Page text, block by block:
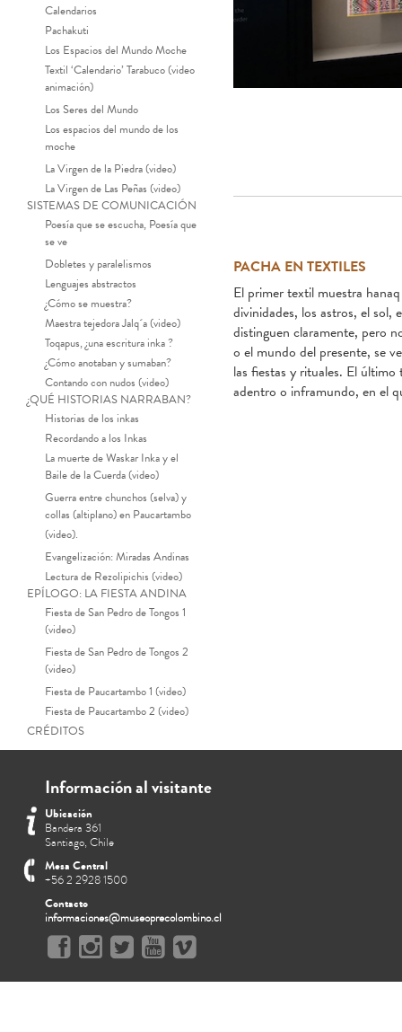
Calendarios
Pachakuti
Los Espacios del Mundo Moche
Textil ‘Calendario’ Tarabuco (video
animación)
Los Seres del Mundo
Los espacios del mundo de los
moche
La Virgen de la Piedra (video)
La Virgen de Las Peñas (video)
SISTEMAS DE COMUNICACIÓN
Poesía que se escucha, Poesía que
se ve
Dobletes y paralelismos
Lenguajes abstractos
¿Cómo se muestra?
Maestra tejedora Jalq´a (video)
Toqapus, ¿una escritura inka ?
¿Cómo anotaban y sumaban?
Contando con nudos (video)
¿QUÉ HISTORIAS NARRABAN?
Historias de los inkas
Recordando a los Inkas
La muerte de Waskar Inka y el
Baile de la Cuerda (video)
Guerra entre chunchos (selva) y
collas (altiplano) en Paucartambo
(video).
Evangelización: Miradas Andinas
Lectura de Rezolipichis (video)
EPÍLOGO: LA FIESTA ANDINA
Fiesta de San Pedro de Tongos 1
(video)
Fiesta de San Pedro de Tongos 2
(video)
Fiesta de Paucartambo 1 (video)
Fiesta de Paucartambo 2 (video)
CRÉDITOS
PACHA EN TEXTILES
El primer textil muestra
divinidades, los astros, el sol,
distinguen claramente, pero
o el mundo del presente, se
las fiestas y rituales. El
adentro o inframundo, en el
Información al visitante
Ubicación
Bandera 361
Santiago, Chile
Mesa Central
+56 2 2928 1500
Contacto
informaciones@museoprecolombino.cl